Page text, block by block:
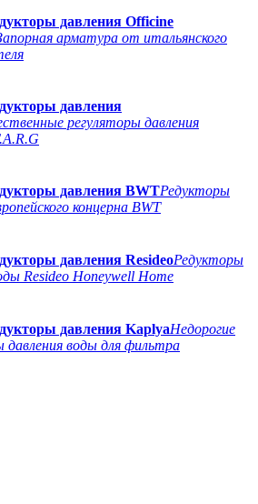
давления Officine
арматура от итальянского
давления
регуляторы давления
давления BWTРедукторы
концерна BWT
давления ResideoРедукторы
Resideo Honeywell Home
давления KaplyaНедорогие
давления воды для фильтра